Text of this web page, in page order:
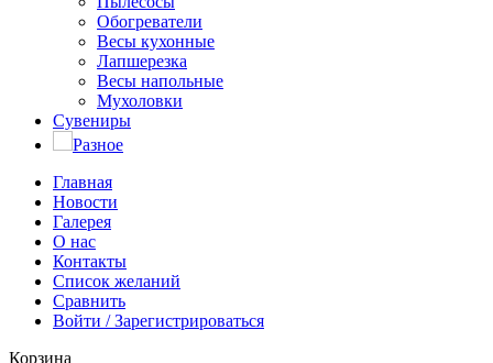
Обогреватели
Весы кухонные
Лапшерезка
Весы напольные
Мухоловки
Сувениры
Разное
Главная
Новости
Галерея
О нас
Контакты
Список желаний
Сравнить
Войти / Зарегистрироваться
Корзина